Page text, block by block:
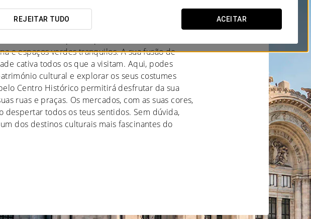
REJEITAR TUDO ACEITAR
e espaços verdes tranquilos. A sua fusão de
cativa todos os que a visitam. Aqui, podes
cultural e explorar os seus costumes
Centro Histórico permitirá desfrutar da sua
ruas e praças. Os mercados, com as suas cores,
despertar todos os teus sentidos. Sem dúvida,
dos destinos culturais mais fascinantes do